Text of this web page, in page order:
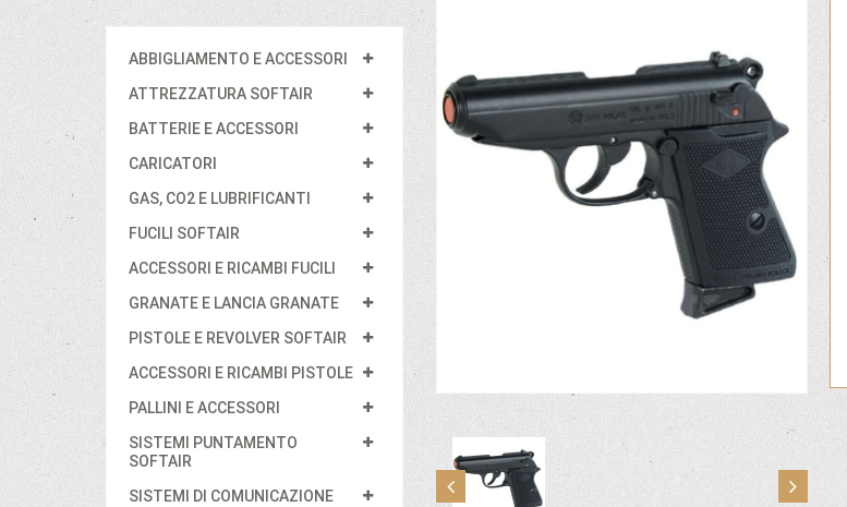
ABBIGLIAMENTO E ACCESSORI
ATTREZZATURA SOFTAIR
BATTERIE E ACCESSORI
CARICATORI
GAS, CO2 E LUBRIFICANTI
FUCILI SOFTAIR
ACCESSORI E RICAMBI FUCILI
GRANATE E LANCIA GRANATE
PISTOLE E REVOLVER SOFTAIR
ACCESSORI E RICAMBI PISTOLE
PALLINI E ACCESSORI
SISTEMI PUNTAMENTO
SOFTAIR
SISTEMI DI COMUNICAZIONE